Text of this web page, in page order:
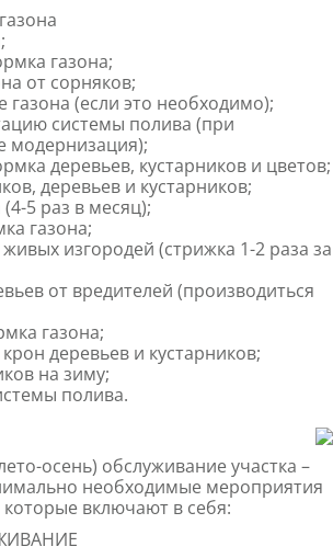
газона;
от сорняков;
газона (если это необходимо);
системы полива (при
модернизация);
деревьев, кустарников и цветов;
деревьев и кустарников;
5 раз в месяц);
газона;
изгородей (стрижка 1-2 раза за
от вредителей (производиться
газона;
деревьев и кустарников;
на зиму;
полива.
осень) обслуживание участка –
необходимые мероприятия
которые включают в себя: